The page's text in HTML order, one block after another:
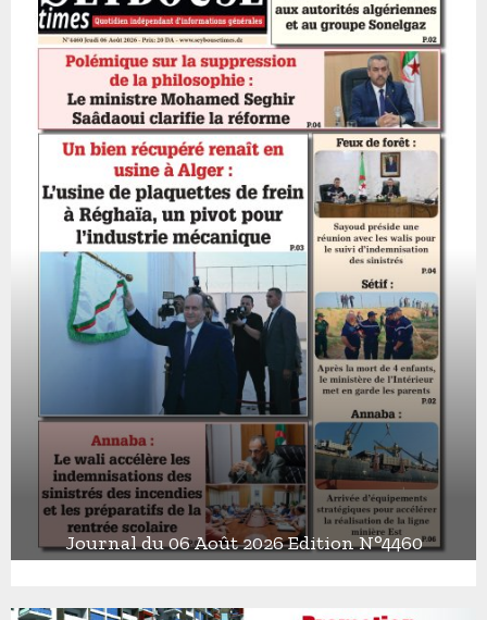
Journal du 06 Août 2026 Edition N°4460